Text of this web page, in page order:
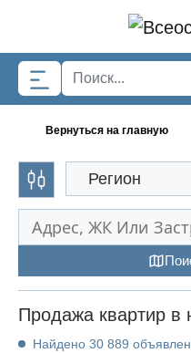
Вернуться на главную
Регион
Продажа квартир в
Найдено 30 889